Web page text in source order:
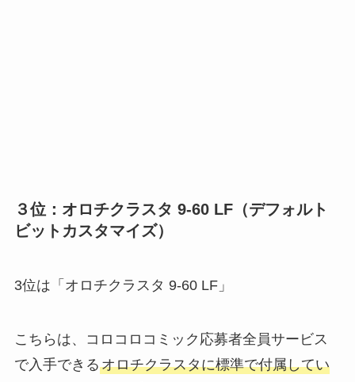
３位：オロチクラスタ 9-60 LF（デフォルト
ビットカスタマイズ）
3位は「オロチクラスタ 9-60 LF」
こちらは、コロコロコミック応募者全員サービス
で入手できるオロチクラスタに標準で付属してい